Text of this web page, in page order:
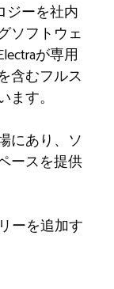
ジーを社内
ソフトウェ
が専用
含むフルス
す。
にあり、ソ
ースを提供
ーを追加す